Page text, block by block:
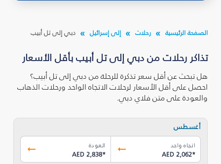
الصفحة الرئيسية رحلات إلى إسرائيل دبي إلى تل أبيب
تذاكر رحلات من دبي إلى تل أبيب بأقل الأسعار
هل تبحث عن أقل سعر تذكرة للرحلة من دبي إلى تل أبيب؟
احصل على أقل الأسعار لرحلات الاتجاه الواحد ورحلات الذهاب
والعودة على متن فلاي دبي.
أغسطس
اتجاه واحد
AED 2,062*
العودة
AED 2,838*